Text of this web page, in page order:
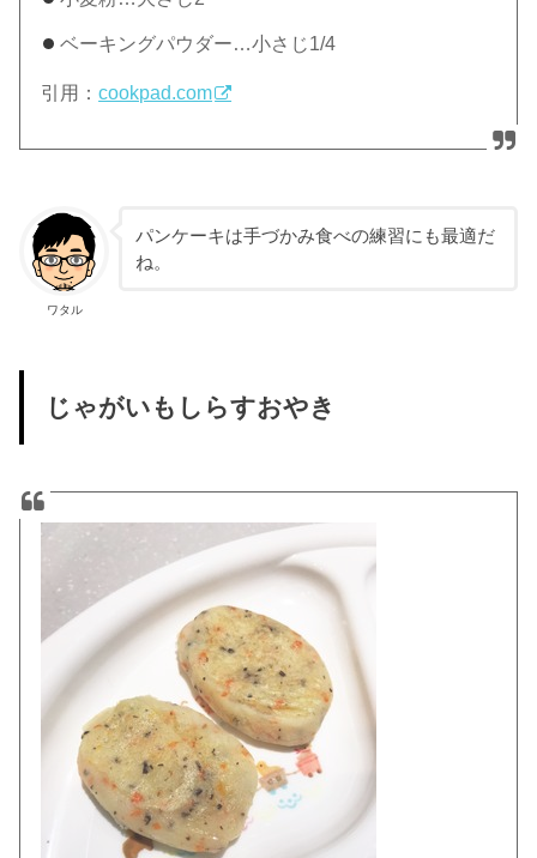
ベーキングパウダー…小さじ1/4
引用：cookpad.com
ワタル
パンケーキは手づかみ食べの練習にも最適だ
ね。
じゃがいもしらすおやき